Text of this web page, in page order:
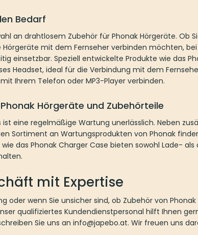
Bedarf
an drahtlosem Zubehör für Phonak Hörgeräte. Ob
mit dem Fernseher verbinden möchten, bei
einsetzbar. Speziell entwickelte Produkte wie das
Headset, ideal für die Verbindung mit dem
Ihrem Telefon oder MP3-Player verbinden.
Hörgeräte und Zubehörteile
eine regelmäßige Wartung unerlässlich. Neben
Sortiment an Wartungsprodukten von Phonak
das Phonak Charger Case bieten sowohl Lade-
mit Expertise
oder wenn Sie unsicher sind, ob Zubehör von
qualifiziertes Kundendienstpersonal hilft Ihnen
Sie uns an info@japebo.at. Wir freuen uns